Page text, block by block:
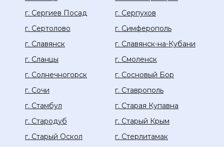
г. Сергиев Посад
г. Серпухов
г. Сертолово
г. Симферополь
г. Славянск
г. Славянск-на-Кубани
г. Сланцы
г. Смоленск
г. Солнечногорск
г. Сосновый Бор
г. Сочи
г. Ставрополь
г. Стамбул
г. Старая Купавна
г. Стародуб
г. Старый Крым
г. Старый Оскол
г. Стерлитамак